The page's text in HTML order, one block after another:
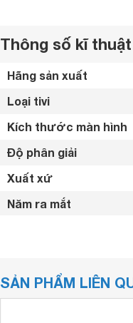
Thông số kĩ thuật
Hãng sản xuất
Loại tivi
Kích thước màn hình
Độ phân giải
Xuất xứ
Năm ra mắt
Cổng HDMI
SẢN PHẨM LIÊN